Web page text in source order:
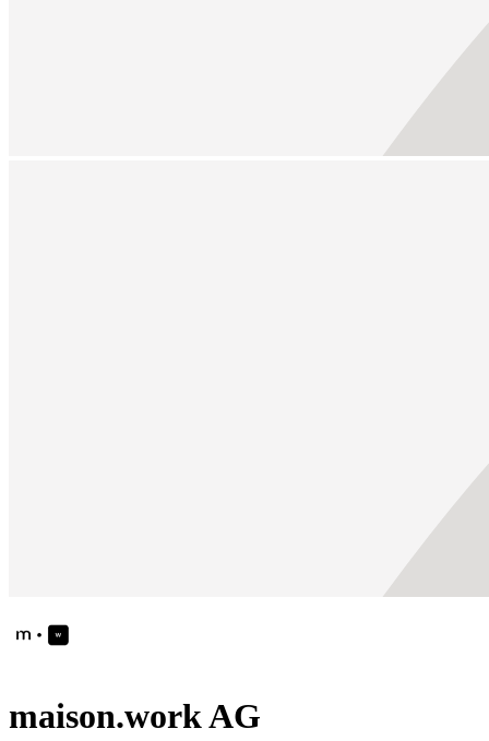
maison.work AG